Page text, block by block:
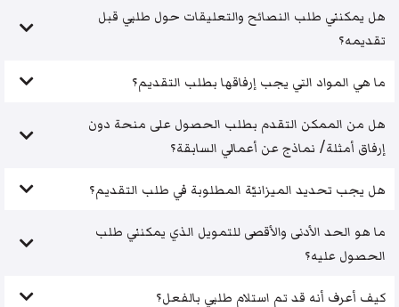
هل يمكنني طلب النصائح والتعليقات حول طلبي قبل
تقديمه؟
ما هي المواد التي يجب إرفاقها بطلب التقديم؟
هل من الممكن التقدم بطلب الحصول على منحة دون
إرفاق أمثلة/ نماذج عن أعمالي السابقة؟
هل يجب تحديد الميزانيّة المطلوبة في طلب التقديم؟
ما هو الحد الأدنى والأقصى للتمويل الذي يمكنني طلب
الحصول عليه؟
كيف أعرف أنه قد تم استلام طلبي بالفعل؟